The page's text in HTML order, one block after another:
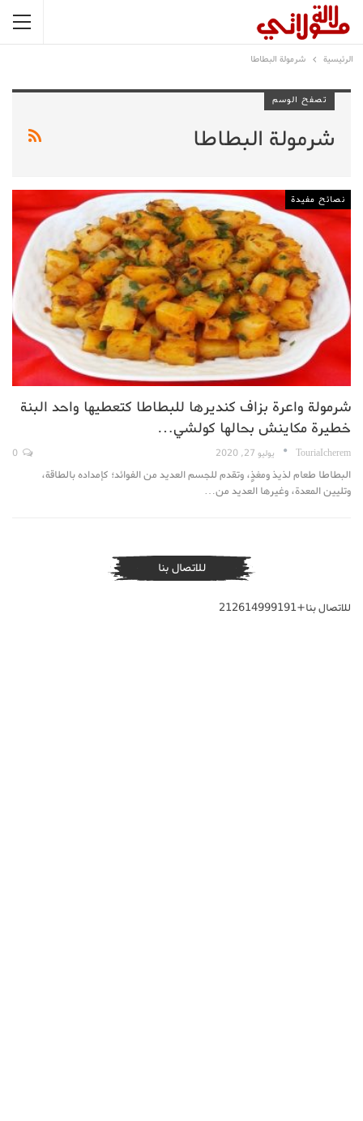
الرئيسية شرمولة البطاطا
تصفح الوسم
شرمولة البطاطا
نصائح مفيدة
شرمولة واعرة بزاف كنديرها للبطاطا كتعطيها واحد البنة
خطيرة مكاينش بحالها كولشي…
TouriaIcherem يوليو 27, 2020
البطاطا طعام لذيذ ومغذٍ، وتقدم للجسم العديد من الفوائد؛ كإمداده بالطاقة،
وتليين المعدة، وغيرها العديد من…
للاتصال بنا
للاتصال بنا+212614999191